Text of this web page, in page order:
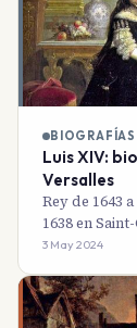
BIOGRAFÍAS
Luis XIV:
Versalles
Rey de 1643
1638 en
3 May 2024